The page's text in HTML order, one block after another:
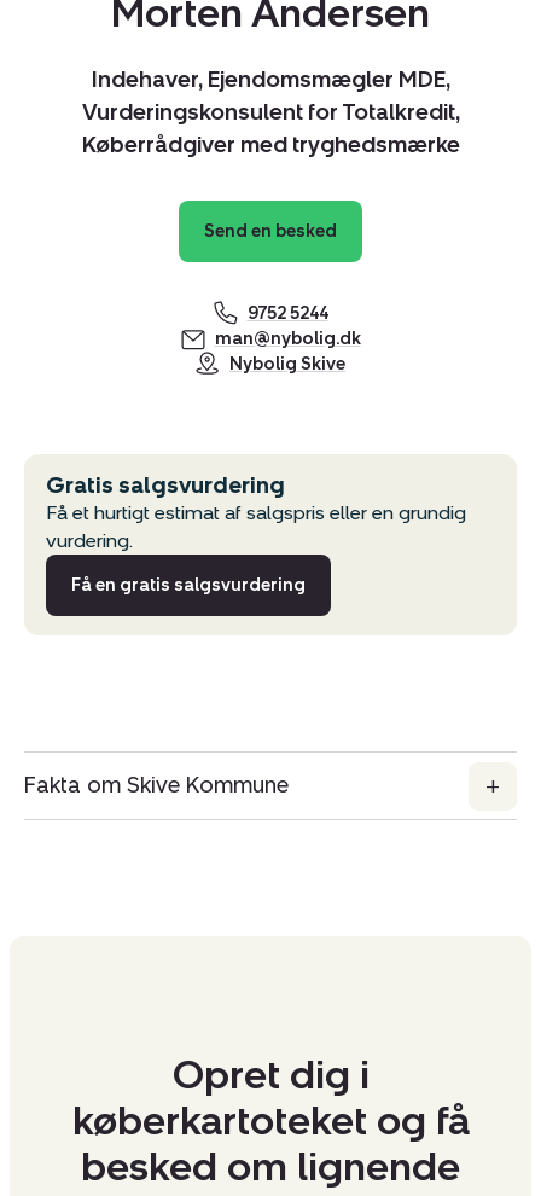
Morten Andersen
Indehaver, Ejendomsmægler MDE,
Vurderingskonsulent for Totalkredit,
Køberrådgiver med tryghedsmærke
Send en besked
9752 5244
man@nybolig.dk
Nybolig Skive
Gratis salgsvurdering
Få et hurtigt estimat af salgspris eller en grundig
vurdering.
Få en gratis salgsvurdering
Fakta om Skive Kommune
Opret dig i
køberkartoteket og få
besked om lignende